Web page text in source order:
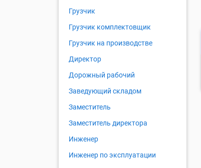
Грузчик
Грузчик комплектовщик
Грузчик на производстве
Директор
Дорожный рабочий
Заведующий складом
Заместитель
Заместитель директора
Инженер
Инженер по эксплуатации